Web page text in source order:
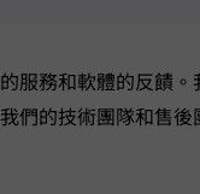
們提供的服務和軟體的
們的技術團隊和售